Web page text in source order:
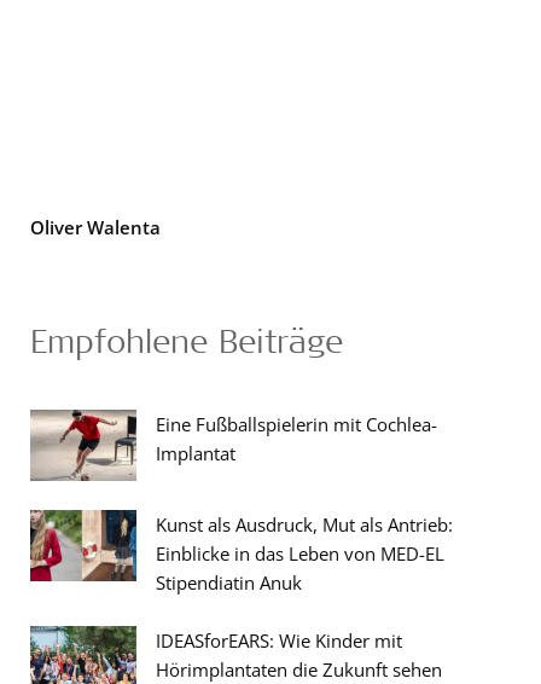
Oliver Walenta
Empfohlene Beiträge
Eine Fußballspielerin mit Cochlea-
Implantat
Kunst als Ausdruck, Mut als Antrieb:
Einblicke in das Leben von MED-EL
Stipendiatin Anuk
IDEASforEARS: Wie Kinder mit
Hörimplantaten die Zukunft sehen